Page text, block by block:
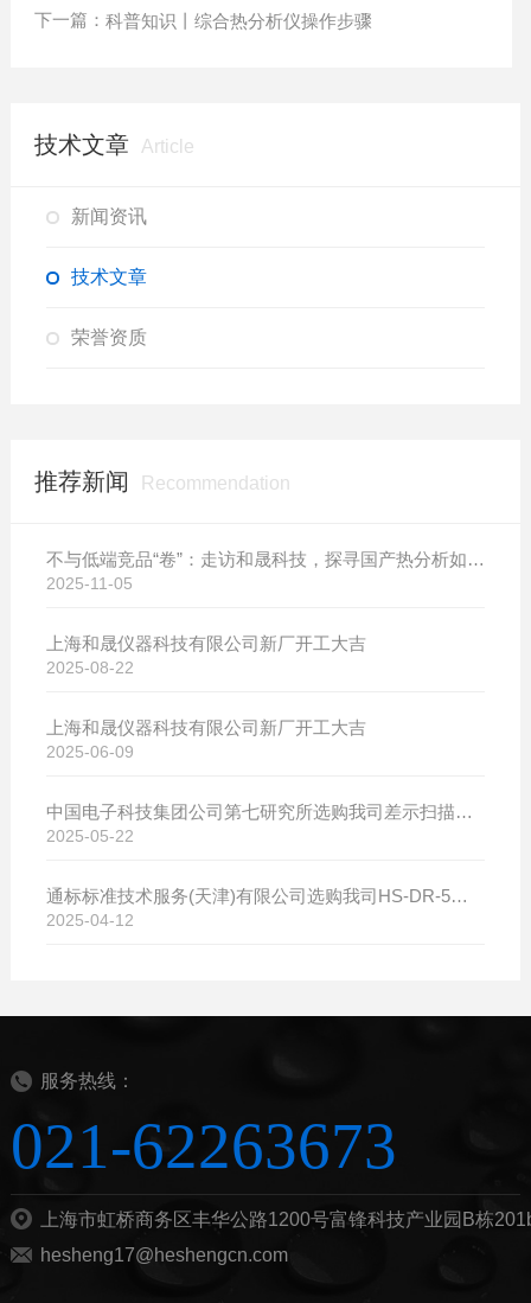
下一篇： 科普知识丨综合热分析仪操作步骤
技术文章 Article
新闻资讯
技术文章
荣誉资质
推荐新闻 Recommendation
不与低端竞品“卷”：走访和晟科技，探寻国产热分析如何行稳致远
2025-11-05
上海和晟仪器科技有限公司新厂开工大吉
2025-08-22
上海和晟仪器科技有限公司新厂开工大吉
2025-06-09
中国电子科技集团公司第七研究所选购我司差示扫描量热仪
2025-05-22
通标标准技术服务(天津)有限公司选购我司HS-DR-5导热系数测试仪
2025-04-12
服务热线：
021-62263673
上海市虹桥商务区丰华公路1200号富锋科技产业园B栋
hesheng17@heshengcn.com